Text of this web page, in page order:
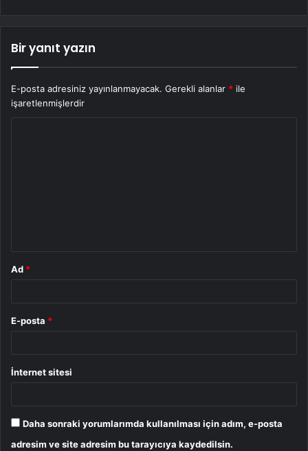
Bir yanıt yazın
E-posta adresiniz yayınlanmayacak. Gerekli alanlar * ile
işaretlenmişlerdir
Ad *
E-posta *
İnternet sitesi
Daha sonraki yorumlarımda kullanılması için adım, e-posta
adresim ve site adresim bu tarayıcıya kaydedilsin.